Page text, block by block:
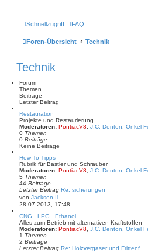
Schnellzugriff FAQ
Foren-Übersicht Technik
Technik
Forum
Themen
Beiträge
Letzter Beitrag
Restauration
Projekte und Restaurierung
Moderatoren: PontiacV8 J.C. Denton Onkel
0 Themen
0 Beiträge
Keine Beiträge
How To Tipps
Rubrik für Bastler und Schrauber
Moderatoren: PontiacV8 J.C. Denton Onkel
5 Themen
44 Beiträge
Letzter Beitrag Re: sicherungen
von Jackson
e
u
e
s
t
B
28.07.2013, 17:48
CNG . LPG . Ethanol
Alles zum Betrieb mit alternativen Kraftstoffen
Moderatoren: PontiacV8 J.C. Denton Onkel
1 Themen
2 Beiträge
Letzter Beitrag Re: Holzvergaser und Frittenf…